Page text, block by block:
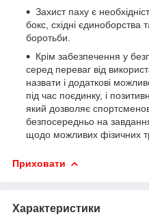
Захист паху є
бокс, східні єдиноборства
боротьби.
Крім забезпечення у
серед переваг від
назвати і додаткові
під час поєдинку, і
який дозволяє
безпосередньо на
щодо можливих фізичних
Приховати
Характеристики